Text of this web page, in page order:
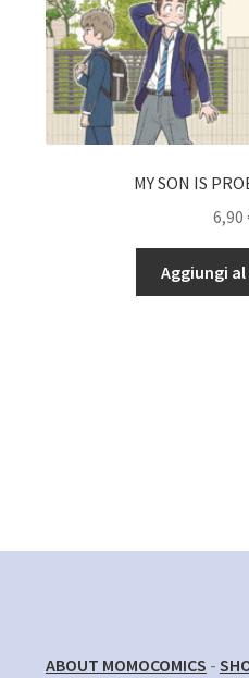
MY SON IS
6,90
Aggiungi
ABOUT MOMOCOMICS -